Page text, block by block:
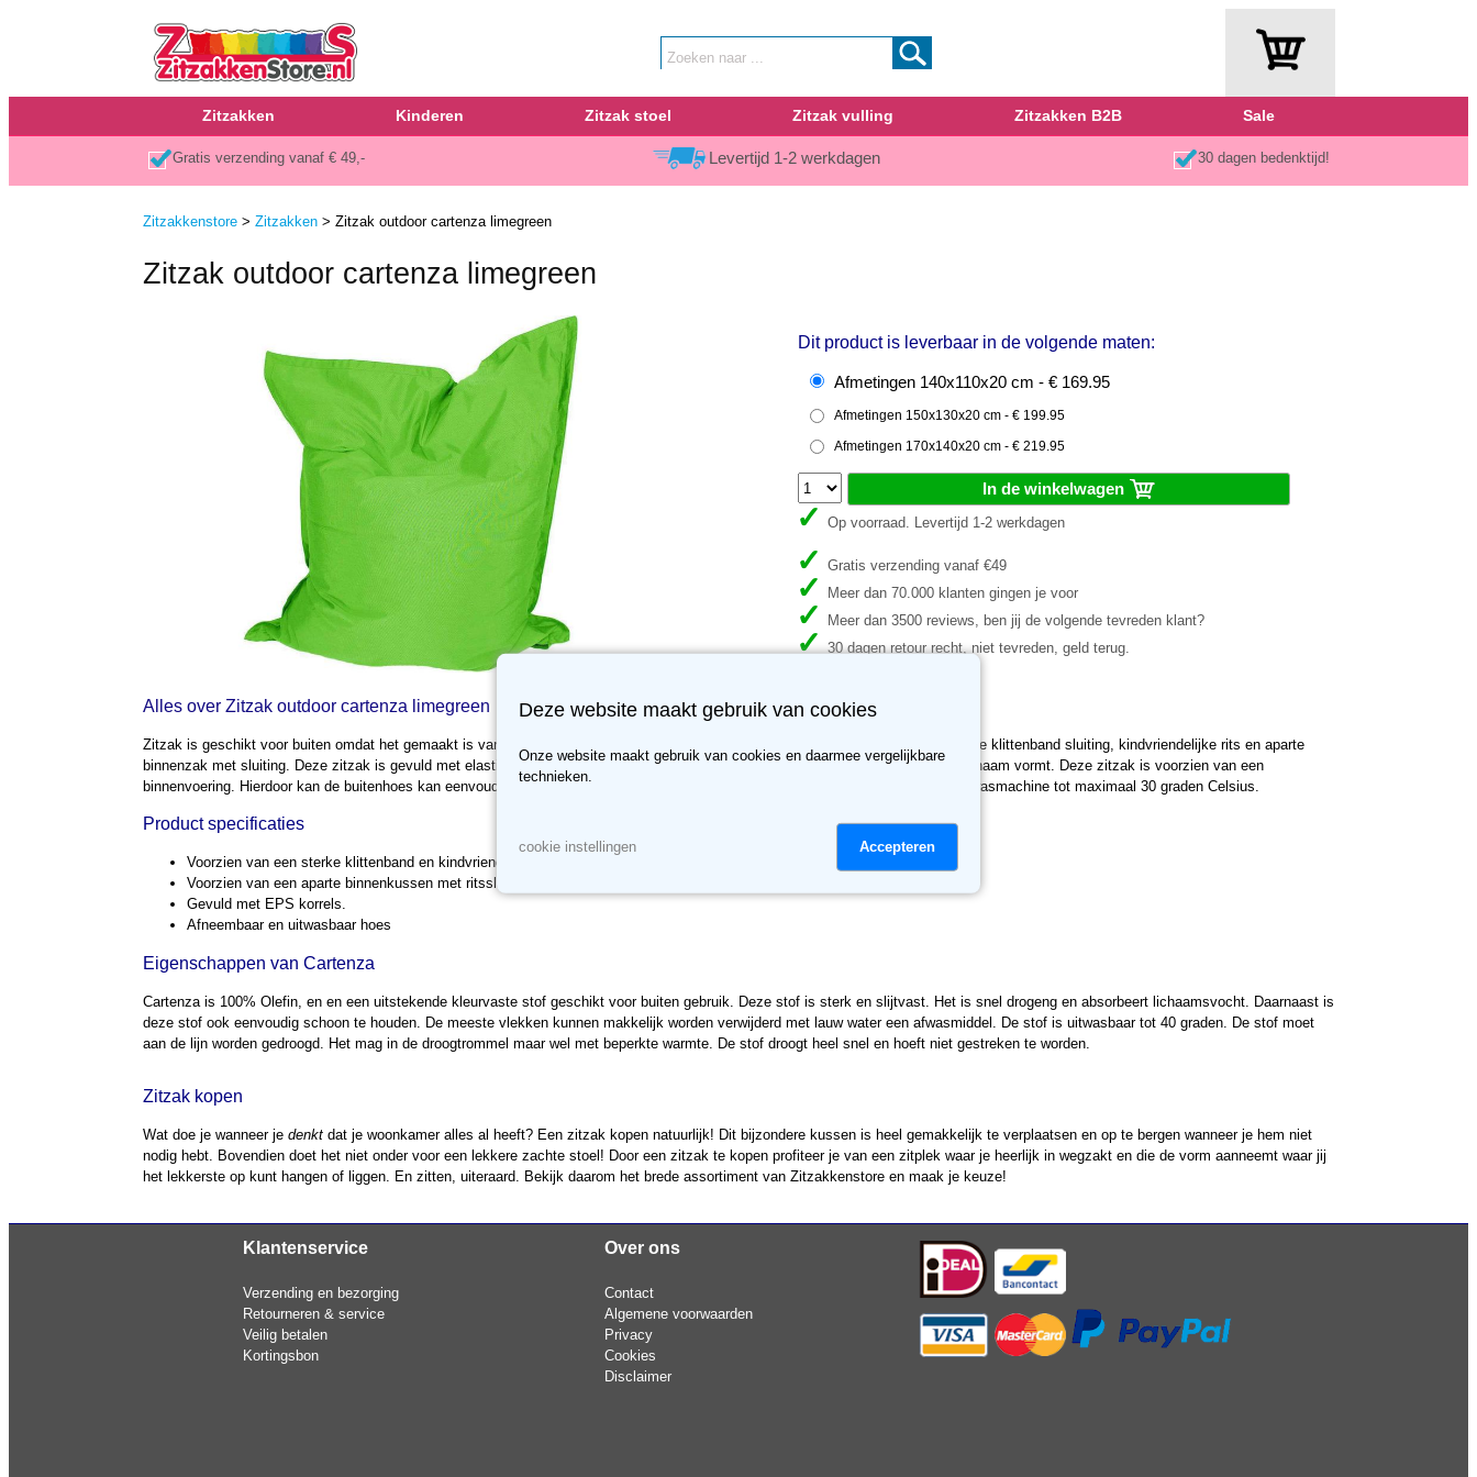
Zitzakken Kinderen Zitzak stoel Zitzak vulling Zitzakken B2B Sale
Gratis verzending vanaf € 49,- Levertijd 1-2 werkdagen 30 dagen bedenktijd!
Zitzakkenstore> Zitzakken> Zitzak outdoor cartenza limegreen
Zitzak outdoor cartenza limegreen
Dit product is leverbaar in de volgende maten:
Afmetingen 140x110x20 cm - € 169.95
Afmetingen 150x130x20 cm - € 199.95
Afmetingen 170x140x20 cm - € 219.95
In de winkelwagen
Op voorraad. Levertijd 1-2 werkdagen
Gratis verzending vanaf €49
Meer dan 70.000 klanten gingen je voor
Meer dan 3500 reviews, ben jij de volgende tevreden klant?
30 dagen retour recht, niet tevreden, geld terug.
Alles over Zitzak outdoor cartenza limegreen
Zitzak is geschikt voor buiten omdat het gemaakt is van hoogwaardige kleurechte buitenstof. Deze zitzak is voorzien van een sterke klittenband sluiting, kindvriendelijke rits en aparte
binnenzak met sluiting. Deze zitzak is gevuld met elastische polystyreenkorrels, die ervoor zorgen dat deze zitzak zich naar uw lichaam vormt. Deze zitzak is voorzien van een
binnenvoering. Hierdoor kan de buitenhoes kan eenvoudig schoon worden gemaakt met een natte doek of worden gewassen in de wasmachine tot maximaal 30 graden Celsius.
Product specificaties
Voorzien van een sterke klittenband en kindvriendelijke ritssluiting.
Voorzien van een aparte binnenkussen met ritssluiting.
Gevuld met EPS korrels.
Afneembaar en uitwasbaar hoes
Eigenschappen van Cartenza
Cartenza is 100% Olefin, en en een uitstekende kleurvaste stof geschikt voor buiten gebruik. Deze stof is sterk en slijtvast. Het is snel drogeng en absorbeert lichaamsvocht. Daarnaast is
deze stof ook eenvoudig schoon te houden. De meeste vlekken kunnen makkelijk worden verwijderd met lauw water een afwasmiddel. De stof is uitwasbaar tot 40 graden. De stof moet
aan de lijn worden gedroogd. Het mag in de droogtrommel maar wel met beperkte warmte. De stof droogt heel snel en hoeft niet gestreken te worden.
Zitzak kopen
Wat doe je wanneer je denktdat je woonkamer alles al heeft? Een zitzak kopen natuurlijk! Dit bijzondere kussen is heel gemakkelijk te verplaatsen en op te bergen wanneer je hem niet
nodig hebt. Bovendien doet het niet onder voor een lekkere zachte stoel! Door een zitzak te kopen profiteer je van een zitplek waar je heerlijk in wegzakt en die de vorm aanneemt waar jij
het lekkerste op kunt hangen of liggen. En zitten, uiteraard. Bekijk daarom het brede assortiment van Zitzakkenstore en maak je keuze!
Klantenservice
Verzending en bezorging
Retourneren & service
Veilig betalen
Kortingsbon
Over ons
Contact
Algemene voorwaarden
Privacy
Cookies
Disclaimer
Deze website maakt gebruik van cookies
Onze website maakt gebruik van cookies en daarmee vergelijkbare
technieken.
cookie instellingen Accepteren